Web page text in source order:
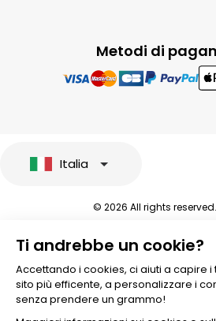
Metodi di
Ti andrebbe un cookie?
Accettando i cookies, ci aiuti a capire
sito più efficente, a personalizzare i
senza prendere un grammo!
Italia
© 2026 All rights